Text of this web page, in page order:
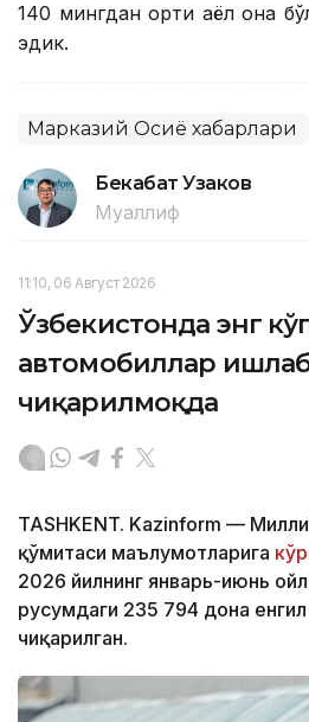
140 мингдан ортиқ аёл она
эдик.
Марказий Осиё хабарлари
Бекабат Узаков
Муаллиф
11:10, 06 Август 2026
Ўзбекистонда энг
автомобиллар
чиқарилмоқда
TASHKENT. Kazinform —
қўмитаси маълумотларига
2026 йилнинг январь-июнь
русумдаги 235 794 дона
чиқарилган.